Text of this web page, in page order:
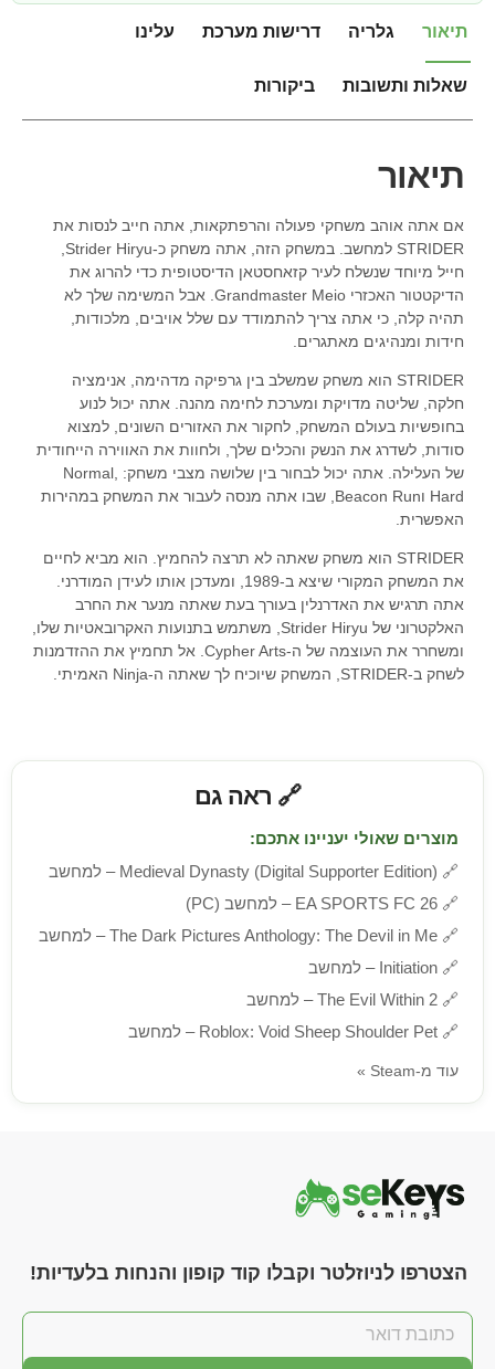
תיאור גלריה דרישות מערכת עלינו
שאלות ותשובות ביקורות
תיאור
אם אתה אוהב משחקי פעולה והרפתקאות, אתה חייב לנסות את
חייל מיוחד שנשלח לעיר קזאחסטאן הדיסטופית כדי להרוג את
הדיקטטור האכזרי Grandmaster Meio. אבל המשימה שלך לא
תהיה קלה, כי אתה צריך להתמודד עם שלל אויבים, מלכודות,
חידות ומנהיגים מאתגרים.
STRIDER הוא משחק שמשלב בין גרפיקה מדהימה, אנימציה
חלקה, שליטה מדויקת ומערכת לחימה מהנה. אתה יכול לנוע
בחופשיות בעולם המשחק, לחקור את האזורים השונים, למצוא
סודות, לשדרג את הנשק והכלים שלך, ולחוות את האווירה הייחודית
של העלילה. אתה יכול לבחור בין שלושה מצבי משחק: Normal,
Hard וBeacon Run, שבו אתה מנסה לעבור את המשחק במהירות
האפשרית.
STRIDER הוא משחק שאתה לא תרצה להחמיץ. הוא מביא לחיים
את המשחק המקורי שיצא ב-1989, ומעדכן אותו לעידן המודרני.
אתה תרגיש את האדרנלין בעורך בעת שאתה מנער את החרב
האלקטרוני של Strider Hiryu, משתמש בתנועות האקרובאטיות שלו,
ומשחרר את העוצמה של ה-Cypher Arts. אל תחמיץ את ההזדמנות
לשחק ב-STRIDER, המשחק שיוכיח לך שאתה ה-Ninja האמיתי.
🔗 ראה גם
מוצרים שאולי יעניינו אתכם:
🔗 Medieval Dynasty (Digital Supporter Edition) – למחשב
🔗 EA SPORTS FC 26 – למחשב (PC)
🔗 The Dark Pictures Anthology: The Devil in Me – למחשב
🔗 Initiation – למחשב
🔗 The Evil Within 2 – למחשב
🔗 Roblox: Void Sheep Shoulder Pet – למחשב
עוד מ-Steam »
הצטרפו לניוזלטר וקבלו קוד קופון והנחות בלעדיות!